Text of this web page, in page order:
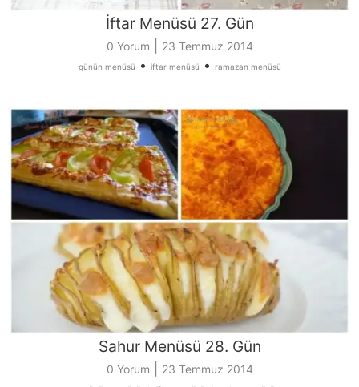
İftar Menüsü 27. Gün
0 Yorum 23 Temmuz 2014
günün menüsü • iftar menüsü • ramazan menüsü
Sahur Menüsü 28. Gün
0 Yorum 23 Temmuz 2014